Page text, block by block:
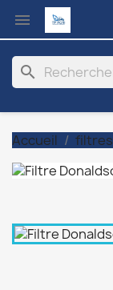

search
Accueil filtres